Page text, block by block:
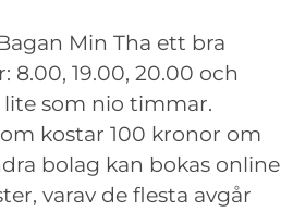
Min Tha ett bra
8.00, 19.00, 20.00 och
lite som nio timmar.
kostar 100 kronor om
bolag kan bokas online
varav de flesta avgår